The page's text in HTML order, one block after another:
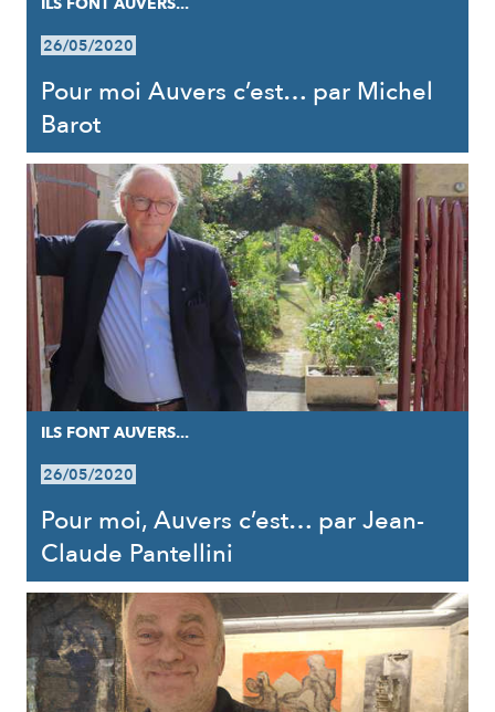
26/05/2020
Pour moi Auvers c’est… par Michel
Barot
ILS FONT AUVERS...
26/05/2020
Pour moi, Auvers c’est… par Jean-
Claude Pantellini